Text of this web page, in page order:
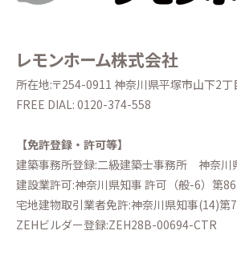
レモンホーム株式会社
所在地:〒254-0911 神奈川県平塚市山下2丁
FREE DIAL: 0120-374-558
【免許登録・許可等】
建築事務所登録:二級建築士事務所 神奈川
建設業許可:神奈川県知事 許可（般-6）第
宅地建物取引業者免許:神奈川県知事(14)第
ZEHビルダー登録:ZEH28B-00694-CTR